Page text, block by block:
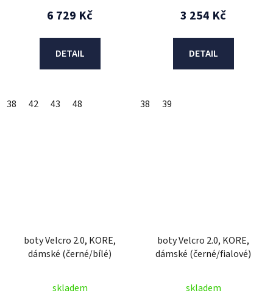
6 729 Kč
DETAIL
38 42 43 48
3 254 Kč
DETAIL
38 39
boty Velcro 2.0, KORE,
dámské (černé/bílé)
skladem
boty Velcro 2.0, KORE,
dámské (černé/fialové)
skladem